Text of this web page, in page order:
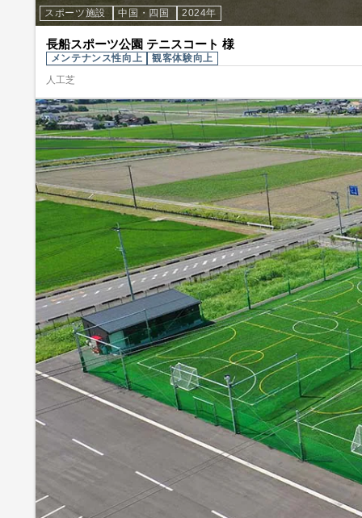
スポーツ施設 中国・四国 2024年
長船スポーツ公園 テニスコート 様
メンテナンス性向上
観客体験向上
人工芝